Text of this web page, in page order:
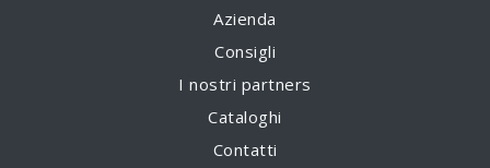
Azienda
Consigli
I nostri partners
Cataloghi
Contatti